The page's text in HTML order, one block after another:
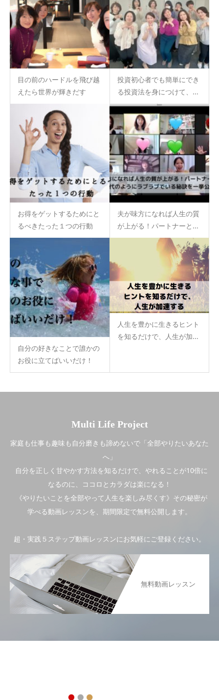
目の前のハードルを飛び越
えたら世界が輝きだす
投資初心者でも簡単にでき
る投資法を身につけて、...
お得をゲットするためにと
るべきたった１つの行動
夫が味方になれば人生の質
が上がる！パートナーと...
自分の好きなことで誰かの
お役に立てばいいだけ！
人生を豊かに生きるヒント
を知るだけで、人生が加...
Multi Life Project
家庭も仕事も趣味も自分磨きも諦めないで「全部やりたいあなた
へ」
自分を正しく甘やかす方法を知るだけで、やれることが10倍に
なるのに、ココロとカラダは楽になる！
《やりたいことを全部やって人生を楽しみ尽くす》その秘密が
学べる動画レッスンを、期間限定で無料公開します。
超・実践５ステップ動画レッスンにお気軽にご登録ください。
無料動画レッスン